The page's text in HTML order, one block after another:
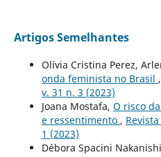
Artigos Semelhantes
Olívia Cristina Perez,
onda feminista no Brasil ,
v. 31 n. 3 (2023)
Joana Mostafa, O risco
e ressentimento ,
1 (2023)
Débora Spacini